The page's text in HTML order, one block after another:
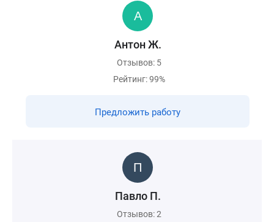
Антон Ж.
Отзывов: 5
Рейтинг: 99%
Предложить работу
Павло П.
Отзывов: 2